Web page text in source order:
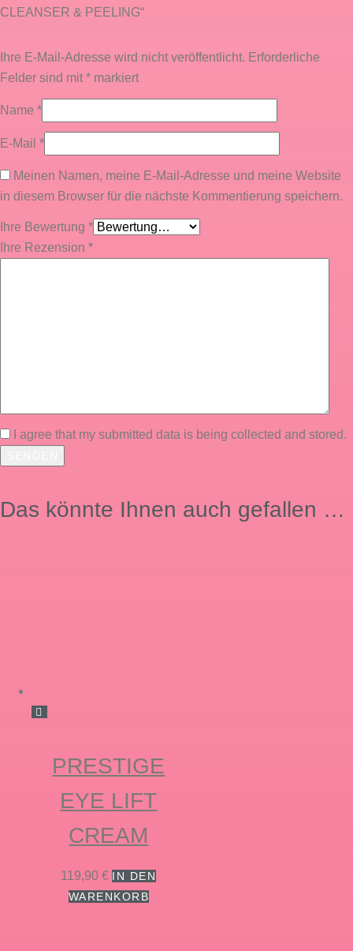
CLEANSER & PEELING“
Ihre E-Mail-Adresse wird nicht veröffentlicht. Erforderliche
Felder sind mit* markiert
Name *
E-Mail *
Meinen Namen, meine E-Mail-Adresse und meine Website
in diesem Browser für die nächste Kommentierung speichern.
Ihre Bewertung *
Ihre Rezension *
I agree that my submitted data is being collected and stored.
Das könnte Ihnen auch gefallen …
PRESTIGE
EYE LIFT
CREAM
119,90€ IN DEN
WARENKORB